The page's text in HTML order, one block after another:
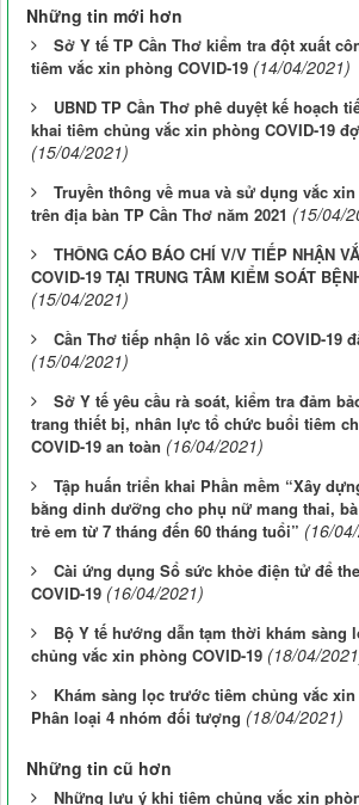
Những tin mới hơn
Sở Y tế TP Cần Thơ kiểm tra đột xuất
tiêm vắc xin phòng COVID-19 (14/04/2021)
UBND TP Cần Thơ phê duyệt kế hoạch
khai tiêm chủng vắc xin phòng COVID-19
(15/04/2021)
Truyền thông về mua và sử dụng vắc xin
trên địa bàn TP Cần Thơ năm 2021 (15/04/
THÔNG CÁO BÁO CHÍ V/V TIẾP NHẬN
COVID-19 TẠI TRUNG TÂM KIỂM SOÁT
(15/04/2021)
Cần Thơ tiếp nhận lô vắc xin COVID-19
(15/04/2021)
Sở Y tế yêu cầu rà soát, kiểm tra đảm
trang thiết bị, nhân lực tổ chức buổi tiêm
COVID-19 an toàn (16/04/2021)
Tập huấn triển khai Phần mềm “Xây
bằng dinh dưỡng cho phụ nữ mang thai,
trẻ em từ 7 tháng đến 60 tháng tuổi” (16/
Cài ứng dụng Sổ sức khỏe điện tử để
COVID-19 (16/04/2021)
Bộ Y tế hướng dẫn tạm thời khám sàng
chủng vắc xin phòng COVID-19 (18/04/
Khám sàng lọc trước tiêm chủng vắc xin
Phân loại 4 nhóm đối tượng (18/04/2021)
Những tin cũ hơn
Những lưu ý khi tiêm chủng vắc xin